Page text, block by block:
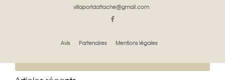
Installée à Vallauris, près de Cannes, Gillian, propriétaire des
appartements d'Antibes et de Juan les Pins donne à ses futurs
villaportdattache@gmail.com
Avis Partenaires Mentions légales